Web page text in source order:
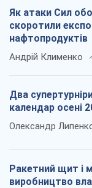
Як атаки Сил
скоротили
нафтопродуктів
Андрій Клименко
Два
календар осені
Олександр
Ракетний щит і
виробництво